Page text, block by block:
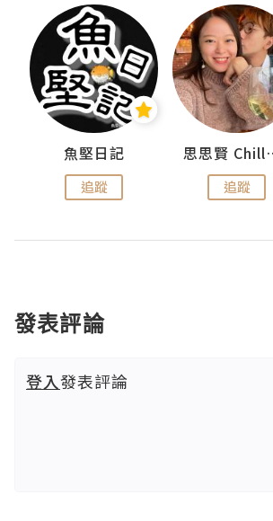
魚堅日記
追蹤
思思
追蹤
發表評論
登入發表評論